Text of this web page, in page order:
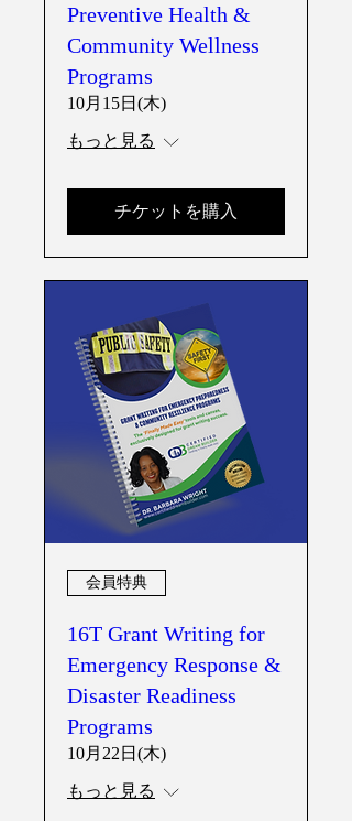
Preventive Health &
Community Wellness
Programs
10月15日(木)
もっと見る
チケットを購入
会員特典
16T Grant Writing for
Emergency Response &
Disaster Readiness
Programs
10月22日(木)
もっと見る